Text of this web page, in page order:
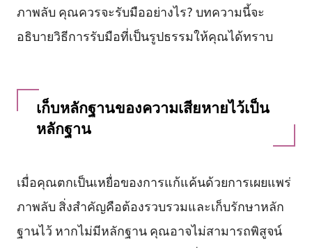
ภาพลับ คุณควรจะรับมืออย่างไร? บทความนี้จะ
อธิบายวิธีการรับมือที่เป็นรูปธรรมให้คุณได้ทราบ
เก็บหลักฐานของความเสียหายไว้เป็น
หลักฐาน
เมื่อคุณตกเป็นเหยื่อของการแก้แค้นด้วยการเผยแพร่
ภาพลับ สิ่งสำคัญคือต้องรวบรวมและเก็บรักษาหลัก
ฐานไว้ หากไม่มีหลักฐาน คุณอาจไม่สามารถพิสูจน์